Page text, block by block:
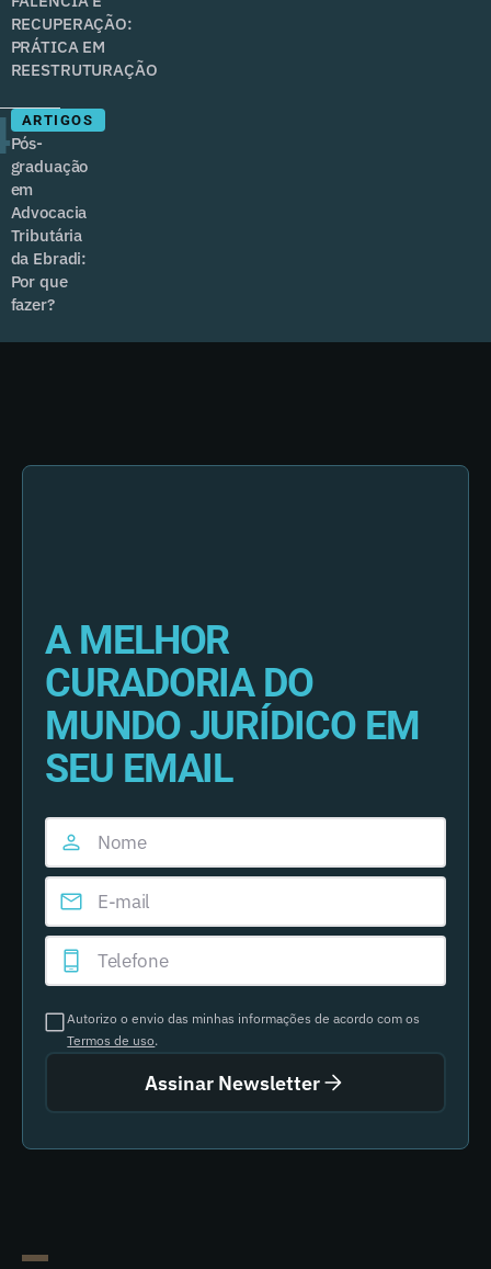
RECUPERAÇÃO:
PRÁTICA EM
REESTRUTURAÇÃO
ARTIGOS
Pós-
graduação
em
Advocacia
Tributária
da Ebradi:
Por que
fazer?
A MELHOR
CURADORIA DO
MUNDO JURÍDICO EM
SEU EMAIL
Autorizo o envio das minhas informações de acordo com os
Termos de uso.
Assinar Newsletter